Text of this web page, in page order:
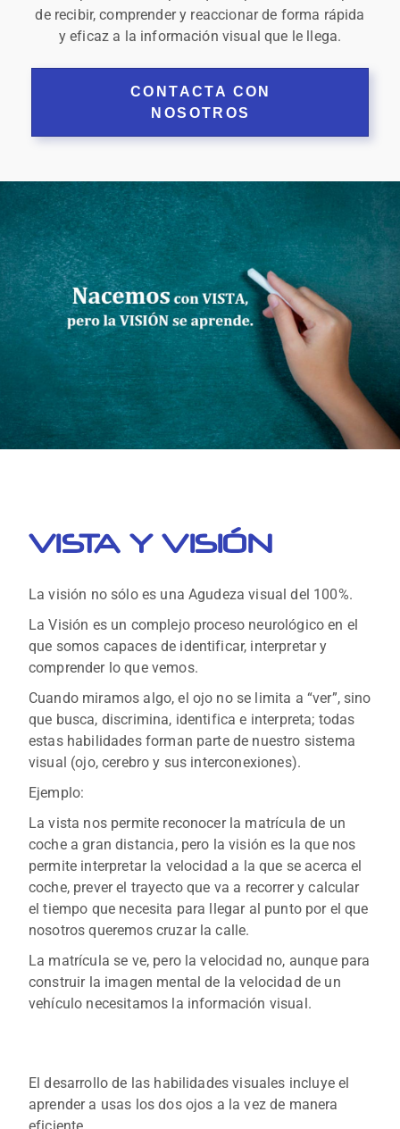
de recibir, comprender y reaccionar de forma rápida
y eficaz a la información visual que le llega.
CONTACTA CON
NOSOTROS
VISTA Y VISIÓN
La visión no sólo es una Agudeza visual del 100%.
La Visión es un complejo proceso neurológico en el
que somos capaces de identificar, interpretar y
comprender lo que vemos.
Cuando miramos algo, el ojo no se limita a “ver”, sino
que busca, discrimina, identifica e interpreta; todas
estas habilidades forman parte de nuestro sistema
visual (ojo, cerebro y sus interconexiones).
Ejemplo:
La vista nos permite reconocer la matrícula de un
coche a gran distancia, pero la visión es la que nos
permite interpretar la velocidad a la que se acerca el
coche, prever el trayecto que va a recorrer y calcular
el tiempo que necesita para llegar al punto por el que
nosotros queremos cruzar la calle.
La matrícula se ve, pero la velocidad no, aunque para
construir la imagen mental de la velocidad de un
vehículo necesitamos la información visual.
El desarrollo de las habilidades visuales incluye el
aprender a usas los dos ojos a la vez de manera